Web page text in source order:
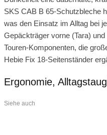
SKS CAB B 65-Schutzbleche
was den Einsatz im Alltag bei
Gepäckträger vorne (Tara)
Touren-Komponenten, die
Hebie Fix 18-Seitenständer
Ergonomie,
Siehe auch